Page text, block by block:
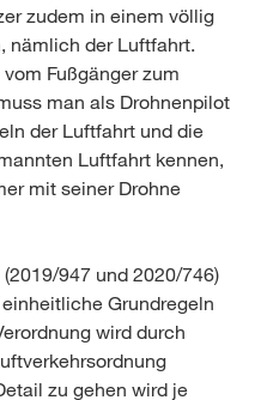
zudem in einem völlig
nämlich der Luftfahrt.
Fußgänger zum
man als Drohnenpilot
der Luftfahrt und die
Luftfahrt kennen,
mit seiner Drohne
947 und 2020/746)
Grundregeln
wird durch
zu gehen wird je